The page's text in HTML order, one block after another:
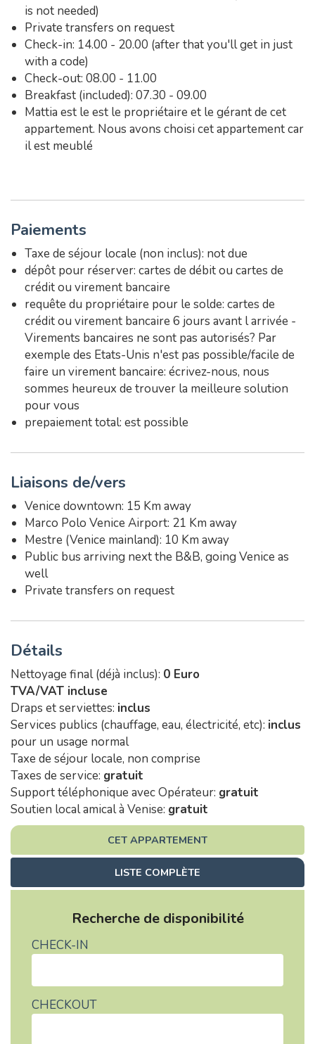
is not needed)
Private transfers on request
Check-in: 14.00 - 20.00 (after that you'll get in just
with a code)
Check-out: 08.00 - 11.00
Breakfast (included): 07.30 - 09.00
Mattia est le est le propriétaire et le gérant de cet
appartement. Nous avons choisi cet appartement car
il est meublé
Paiements
Taxe de séjour locale (non inclus): not due
dépôt pour réserver: cartes de débit ou cartes de
crédit ou virement bancaire
requête du propriétaire pour le solde: cartes de
crédit ou virement bancaire 6 jours avant l arrivée -
Virements bancaires ne sont pas autorisés? Par
exemple des Etats-Unis n'est pas possible/facile de
faire un virement bancaire: écrivez-nous, nous
sommes heureux de trouver la meilleure solution
pour vous
prepaiement total: est possible
Liaisons de/vers
Venice downtown: 15 Km away
Marco Polo Venice Airport: 21 Km away
Mestre (Venice mainland): 10 Km away
Public bus arriving next the B&B, going Venice as
well
Private transfers on request
Détails
Nettoyage final (déjà inclus): 0 Euro
TVA/VAT incluse
Draps et serviettes: inclus
Services publics (chauffage, eau, électricité, etc): inclus
pour un usage normal
Taxe de séjour locale, non comprise
Taxes de service: gratuit
Support téléphonique avec Opérateur: gratuit
Soutien local amical à Venise: gratuit
CET APPARTEMENT
LISTE COMPLÈTE
Recherche de disponibilité
CHECK-IN
CHECKOUT